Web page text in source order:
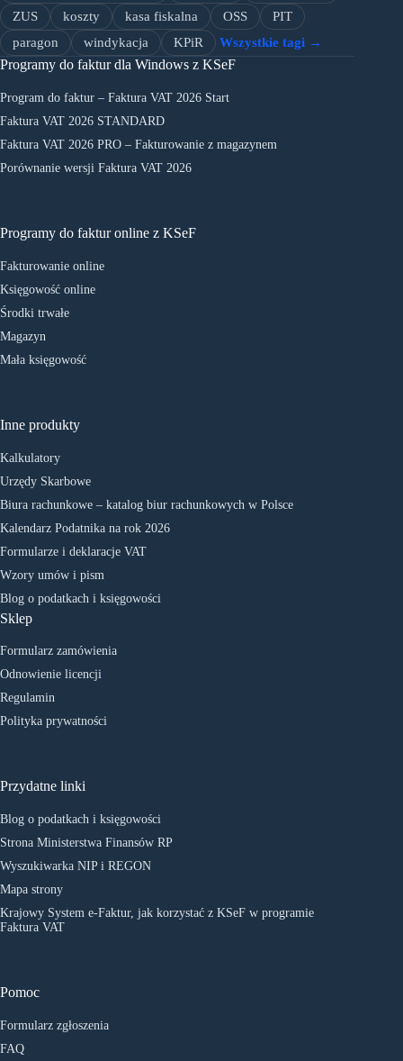
ZUS
koszty kasa fiskalna OSS
PIT
paragon
windykacja KPiR Wszystkie tagi →
Programy do faktur dla Windows z KSeF
Program do faktur – Faktura VAT 2026 Start
Faktura VAT 2026 STANDARD
Faktura VAT 2026 PRO – Fakturowanie z magazynem
Porównanie wersji Faktura VAT 2026
Programy do faktur online z KSeF
Fakturowanie online
Księgowość online
Środki trwałe
Magazyn
Mała księgowość
Inne produkty
Kalkulatory
Urzędy Skarbowe
Biura rachunkowe – katalog biur rachunkowych w Polsce
Kalendarz Podatnika na rok 2026
Formularze i deklaracje VAT
Wzory umów i pism
Blog o podatkach i księgowości
Sklep
Formularz zamówienia
Odnowienie licencji
Regulamin
Polityka prywatności
Przydatne linki
Blog o podatkach i księgowości
Strona Ministerstwa Finansów RP
Wyszukiwarka NIP i REGON
Mapa strony
Krajowy System e-Faktur, jak korzystać z KSeF w programie
Faktura VAT
Pomoc
Formularz zgłoszenia
FAQ